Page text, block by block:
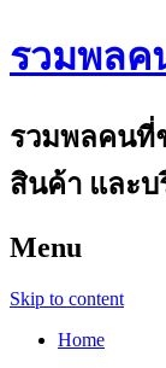
รวมพลค
รวมพลคนที่
สินค้า และ
Menu
Skip to content
Home